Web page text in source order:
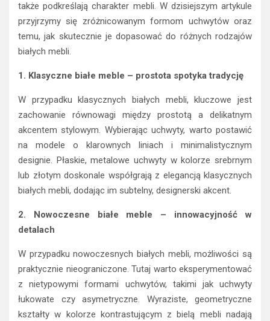
także podkreślają charakter mebli. W dzisiejszym artykule
przyjrzymy się zróżnicowanym formom uchwytów oraz
temu, jak skutecznie je dopasować do różnych rodzajów
białych mebli.
1. Klasyczne białe meble – prostota spotyka tradycję
W przypadku klasycznych białych mebli, kluczowe jest
zachowanie równowagi między prostotą a delikatnym
akcentem stylowym. Wybierając uchwyty, warto postawić
na modele o klarownych liniach i minimalistycznym
designie. Płaskie, metalowe uchwyty w kolorze srebrnym
lub złotym doskonale współgrają z elegancją klasycznych
białych mebli, dodając im subtelny, designerski akcent.
2. Nowoczesne białe meble – innowacyjność w
detalach
W przypadku nowoczesnych białych mebli, możliwości są
praktycznie nieograniczone. Tutaj warto eksperymentować
z nietypowymi formami uchwytów, takimi jak uchwyty
łukowate czy asymetryczne. Wyraziste, geometryczne
kształty w kolorze kontrastującym z bielą mebli nadają